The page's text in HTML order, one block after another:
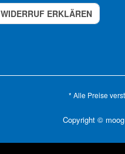
WIDERRUF ERKLÄREN
* Alle Preise
Copyright ©